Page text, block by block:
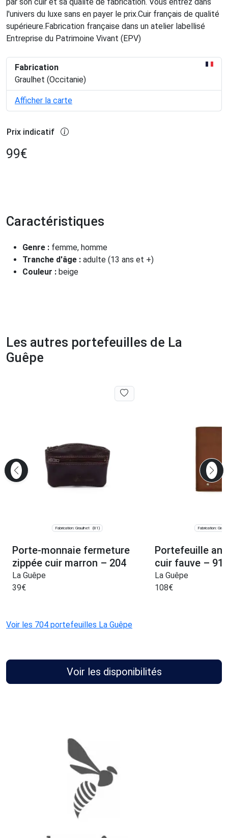
l'univers du luxe sans en payer le prix.Cuir français de qualité
supérieure.Fabrication française dans un atelier labellisé
Entreprise du Patrimoine Vivant (EPV)
Fabrication
Graulhet (Occitanie)
Afficher la carte
Prix indicatif
99€
Caractéristiques
Genre : femme, homme
Tranche d'âge : adulte (13 ans et +)
Couleur : beige
Les autres portefeuilles de La
Guêpe
Fabrication: Graulhet (81)
Porte-monnaie fermeture
zippée cuir marron – 204
La Guêpe
39€
Fabrication:
Portefeuille
cuir fauve –
La Guêpe
108€
Voir les 704 portefeuilles La Guêpe
Voir les disponibilités